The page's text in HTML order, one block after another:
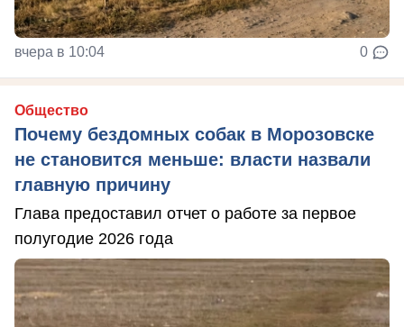
вчера в 10:04 0
Общество
Почему бездомных собак в Морозовске
не становится меньше: власти назвали
главную причину
Глава предоставил отчет о работе за первое
полугодие 2026 года